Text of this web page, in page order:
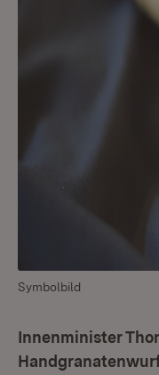
Symbolbild
Innenminister